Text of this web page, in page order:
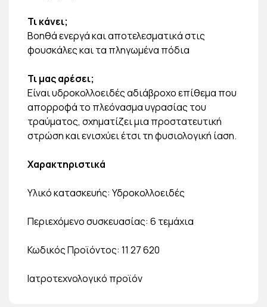
Τι κάνει;
Βοηθά ενεργά και αποτελεσματικά στις
φουσκάλες και τα πληγωμένα πόδια
Τι μας αρέσει;
Είναι υδροκολλοειδές αδιάβροχο επίθεμα που
απορροφά το πλεόνασμα υγρασίας του
τραύματος, σχηματίζει μια προστατευτική
στρώση και ενισχύει έτσι τη φυσιολογική ίαση.
Χαρακτηριστικά
Υλικό κατασκευής: Υδροκολλοειδές
Περιεχόμενο συσκευασίας: 6 τεμάχια
Κωδικός Προϊόντος: 11 27 620
Ιατροτεχνολογικό προϊόν